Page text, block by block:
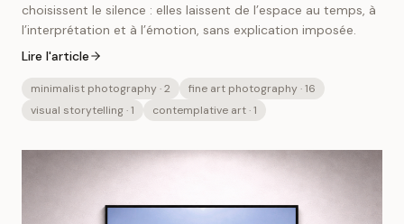
choisissent le silence : elles laissent de l’espace au temps, à
l’interprétation et à l’émotion, sans explication imposée.
Lire l'article
minimalist photography· 2 fine art photography· 16
visual storytelling· 1 contemplative art· 1